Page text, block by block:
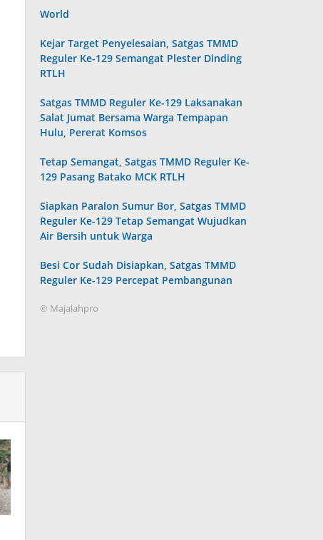
World
Kejar Target Penyelesaian, Satgas TMMD
Reguler Ke-129 Semangat Plester Dinding
RTLH
Satgas TMMD Reguler Ke-129 Laksanakan
Salat Jumat Bersama Warga Tempapan
Hulu, Pererat Komsos
Tetap Semangat, Satgas TMMD Reguler Ke-
129 Pasang Batako MCK RTLH
Siapkan Paralon Sumur Bor, Satgas TMMD
Reguler Ke-129 Tetap Semangat Wujudkan
Air Bersih untuk Warga
Besi Cor Sudah Disiapkan, Satgas TMMD
Reguler Ke-129 Percepat Pembangunan
© Majalahpro